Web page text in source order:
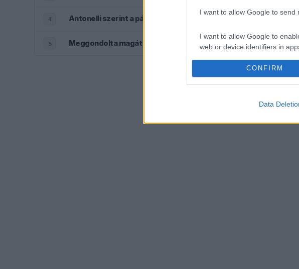
I want to allow Google to send
I want to allow Google to
web or device identifiers in
I want to allow Google to
or app.
I want to allow Google to
I want to allow Google to
CONFIRM
Data
4 Antonelli szerint a pályán teljesen átalakul a személyisége
5 Meggondolta magát a McLaren Max Verstappen átigazolásával